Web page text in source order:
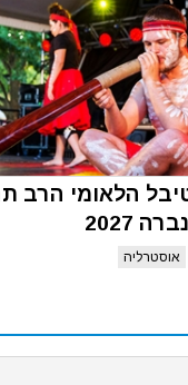
הלאומי הרב
2027
אוסטרליה